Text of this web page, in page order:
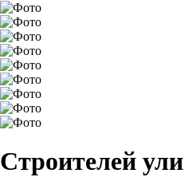
Строителей